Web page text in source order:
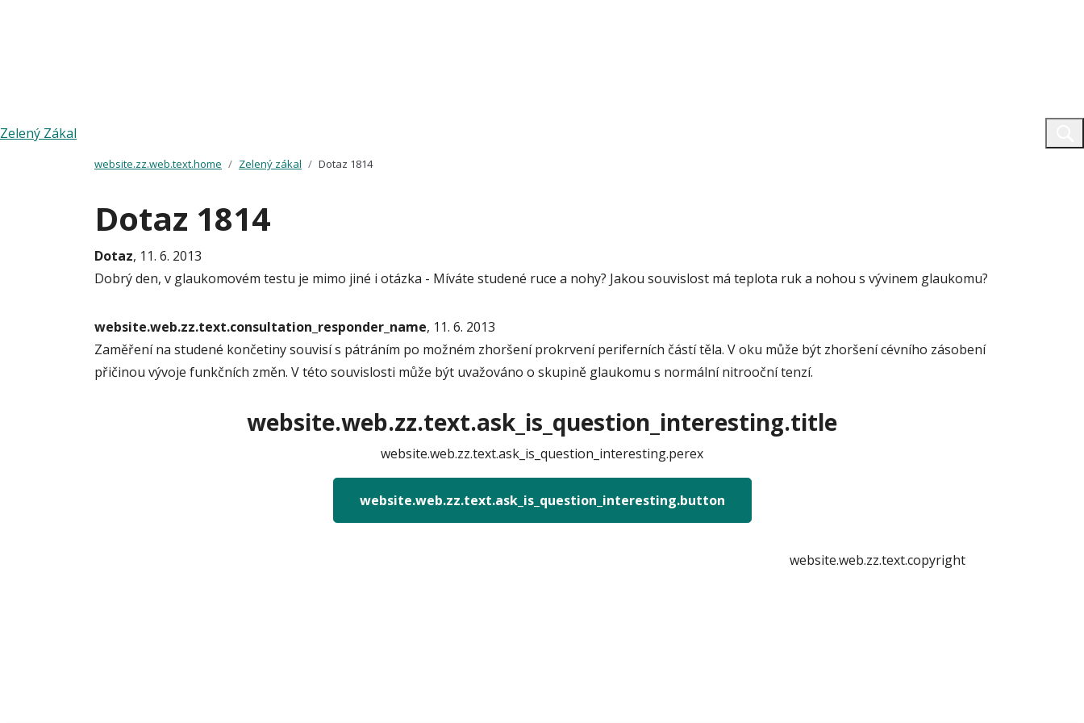
Zelený Zákal
website.zz.web.text.home Zelený zákal Dotaz 1814
Dotaz 1814
Dotaz, 11. 6. 2013
Dobrý den, v glaukomovém testu je mimo jiné i otázka - Míváte studené ruce a nohy? Jakou souvislost má teplota ruk a nohou s vývinem glaukomu?
website.web.zz.text.consultation_responder_name, 11. 6. 2013
Zaměření na studené končetiny souvisí s pátráním po možném zhoršení prokrvení periferních částí těla. V oku může být zhoršení cévního zásobení
přičinou vývoje funkčních změn. V této souvislosti může být uvažováno o skupině glaukomu s normální nitrooční tenzí.
website.web.zz.text.ask_is_question_interesting.title
website.web.zz.text.ask_is_question_interesting.perex
website.web.zz.text.ask_is_question_interesting.button
website.web.zz.text.copyright